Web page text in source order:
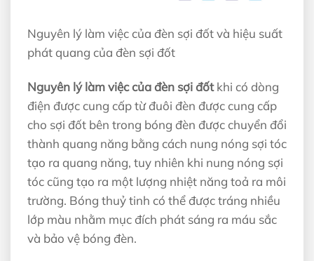
Nguyên lý làm việc của đèn sợi đốt và hiệu suất
phát quang của đèn sợi đốt
Nguyên lý làm việc của đèn sợi đốtkhi có dòng
điện được cung cấp từ đuôi đèn được cung cấp
cho sợi đốt bên trong bóng đèn được chuyển đổi
thành quang năng bằng cách nung nóng sợi tóc
tạo ra quang năng, tuy nhiên khi nung nóng sợi
tóc cũng tạo ra một lượng nhiệt năng toả ra môi
trường. Bóng thuỷ tinh có thể được tráng nhiều
lớp màu nhằm mục đích phát sáng ra máu sắc
và bảo vệ bóng đèn.